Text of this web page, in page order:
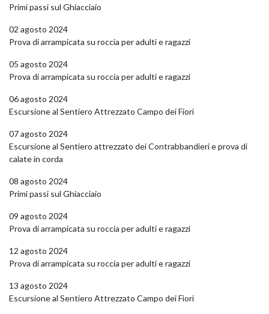
Primi passi sul Ghiacciaio
02 agosto 2024
Prova di arrampicata su roccia per adulti e ragazzi
05 agosto 2024
Prova di arrampicata su roccia per adulti e ragazzi
06 agosto 2024
Escursione al Sentiero Attrezzato Campo dei Fiori
07 agosto 2024
Escursione al Sentiero attrezzato dei Contrabbandieri e prova di
calate in corda
08 agosto 2024
Primi passi sul Ghiacciaio
09 agosto 2024
Prova di arrampicata su roccia per adulti e ragazzi
12 agosto 2024
Prova di arrampicata su roccia per adulti e ragazzi
13 agosto 2024
Escursione al Sentiero Attrezzato Campo dei Fiori